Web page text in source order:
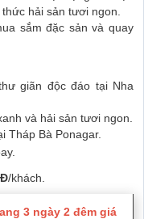
hải sản tươi ngon.
sắm đặc sản và quay
giãn độc đáo tại Nha
và hải sản tươi ngon.
Tháp Bà Ponagar.
/khách.
3 ngày 2 đêm giá